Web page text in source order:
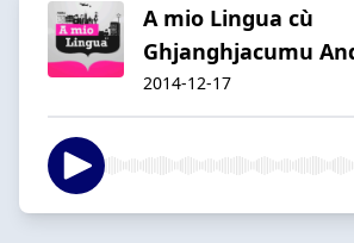
A mio Lingua cù
Ghjanghjacumu
2014-12-17